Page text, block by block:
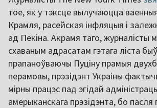
тое, як у тэксце вылучаюцца ваенныя
Крамля, расейская інфляцыя і
ад Пекіна. Акрамя таго, журналісты
схаваным адрасатам гэтага ліста
прапаноўваючы Пуціну прамыя
перамовы, прэзідэнт Украіны
мірны працэс пад эгідай
амерыканскага прэзідэнта, бо